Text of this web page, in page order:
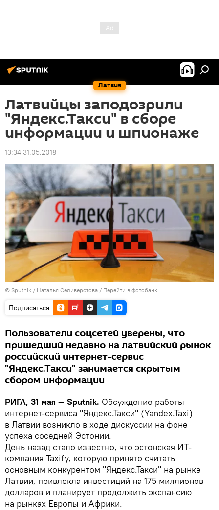
Латвия
Латвийцы заподозрили
"Яндекс.Такси" в сборе
информации и шпионаже
13:34 31.05.2018
© Sputnik / Наталья Селиверстова / Перейти в фотобанк
Подписаться
Пользователи соцсетей уверены, что
пришедший недавно на латвийский рынок
российский интернет-сервис
"Яндекс.Такси" занимается скрытым
сбором информации
РИГА, 31 мая — Sputnik. Обсуждение работы
интернет-сервиса "Яндекс.Такси" (Yandex.Taxi)
в Латвии возникло в ходе дискуссии на фоне
успеха соседней Эстонии.
День назад стало известно, что эстонская ИТ-
компания Taxify, которую принято считать
основным конкурентом "Яндекс.Такси" на рынке
Латвии, привлекла инвестиций на 175 миллионов
долларов и планирует продолжить экспансию
на рынках Европы и Африки.